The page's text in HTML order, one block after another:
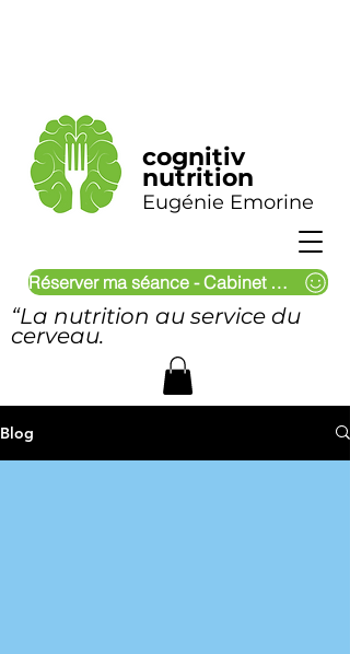
cognitiv
nutrition
Eugénie Emorine
Réserver ma séance - Cabinet & Visio
“La nutrition au service du
cerveau.
Blog